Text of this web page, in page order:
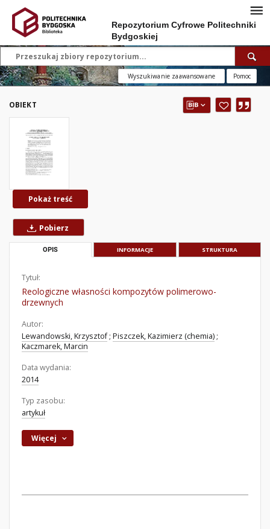
Repozytorium Cyfrowe Politechniki
Bydgoskiej
Wyszukiwanie zaawansowane Pomoc
OBIEKT
Pokaż treść
Pobierz
OPIS INFORMACJE STRUKTURA
Tytuł:
Reologiczne własności kompozytów polimerowo-
drzewnych
Autor:
Lewandowski, Krzysztof ; Piszczek, Kazimierz (chemia) ;
Kaczmarek, Marcin
Data wydania:
2014
Typ zasobu:
artykuł
Więcej